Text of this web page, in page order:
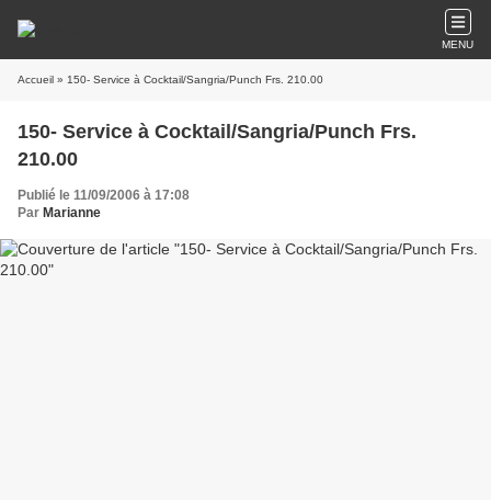
MENU
Accueil » 150- Service à Cocktail/Sangria/Punch Frs. 210.00
150- Service à Cocktail/Sangria/Punch Frs.
210.00
Publié le 11/09/2006 à 17:08
Par Marianne